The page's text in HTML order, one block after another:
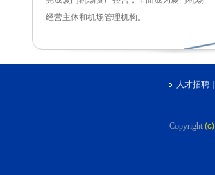
经营主体和机场管理机构。
人才招聘
Copyright (c)